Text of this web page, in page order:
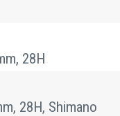
28H
28H, Shimano